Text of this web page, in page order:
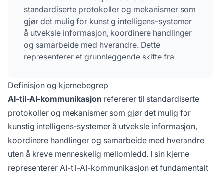
standardiserte protokoller og mekanismer som
gjør det mulig for kunstig intelligens-systemer
å utveksle informasjon, koordinere handlinger
og samarbeide med hverandre. Dette
representerer et grunnleggende skifte fra
økosystemer hvor flere agenter kan oppdage,
autentisere og kommunisere sømløst. Denne
kapasiteten er avgjørende for å sikre
konsekvent merkevarepresentasjon på tvers av
flere AI-plattformer og muliggjør
sanntidsovervåkning av hvordan merkevarer
refereres på tvers av ulike AI-systemer.
Definisjon og kjernebegrep
AI-til-AI-kommunikasjon refererer til standardiserte
protokoller og mekanismer som gjør det mulig for
kunstig intelligens-systemer å utveksle informasjon,
koordinere handlinger og samarbeide med hverandre
uten å kreve menneskelig mellomledd. I sin kjerne
representerer AI-til-AI-kommunikasjon et fundamentalt